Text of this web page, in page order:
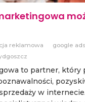
reklamowa
google
to partner, który
w